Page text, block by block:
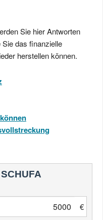
Sie hier Antworten
das finanzielle
herstellen können.
€